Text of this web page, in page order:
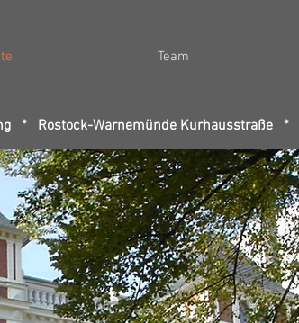
Team
* Rostock-Warnemünde Kurhausstraße *